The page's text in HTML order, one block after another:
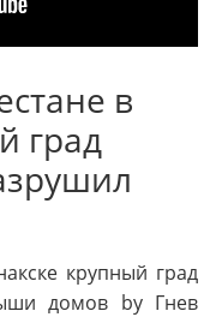
в
град
крупный град
домов by Гнев